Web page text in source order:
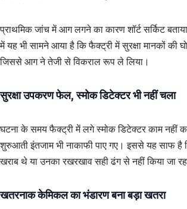
प्राथमिक जांच में आग लगने का कारण शॉर्ट सर्किट
में यह भी सामने आया है कि फैक्ट्री में सुरक्षा मानकों की
जिससे आग ने तेजी से विकराल रूप ले लिया।
सुरक्षा उपकरण फेल, स्मोक डिटेक्टर भी नहीं चला
घटना के समय फैक्ट्री में लगे स्मोक डिटेक्टर काम
शुरुआती इंतजाम भी नाकाफी पाए गए। इससे यह साफ है
खराब थे या उनका रखरखाव सही ढंग से नहीं किया जा
खतरनाक केमिकल का भंडारण बना बड़ा खतरा